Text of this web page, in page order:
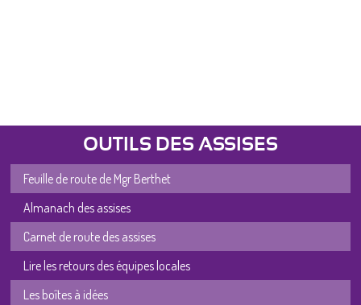
OUTILS DES ASSISES
Feuille de route de Mgr Berthet
Almanach des assises
Carnet de route des assises
Lire les retours des équipes locales
Les boîtes à idées